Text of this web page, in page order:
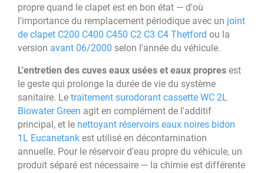
propre quand le clapet est en bon état — d'où
l'importance du remplacement périodique avec un joint
de clapet C200 C400 C450 C2 C3 C4 Thetford ou la
version avant 06/2000 selon l'année du véhicule.
L'entretien des cuves eaux usées et eaux propres est
le geste qui prolonge la durée de vie du système
sanitaire. Le traitement surodorant cassette WC 2L
Biowater Green agit en complément de l'additif
principal, et le nettoyant réservoirs eaux noires bidon
1L Eucanetank est utilisé en décontamination
annuelle. Pour le réservoir d'eau propre du véhicule, un
produit séparé est nécessaire — la chimie est différente